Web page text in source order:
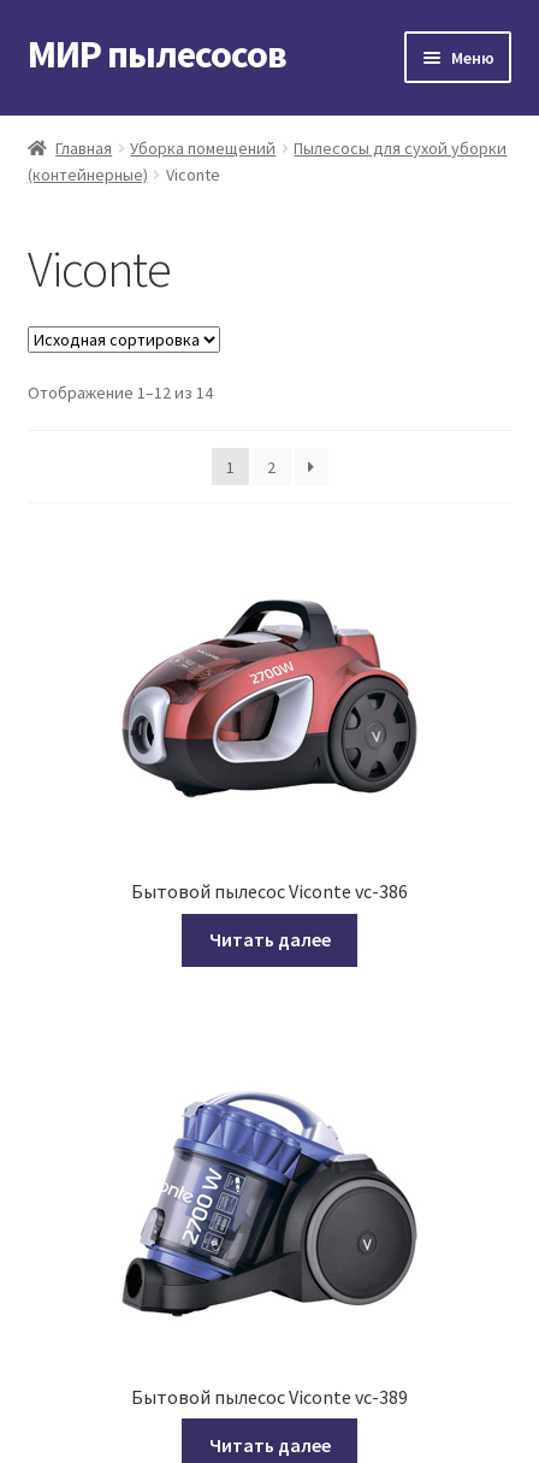
Перейти
к
Перейти
к
МИР пылесосов Меню
Главная
Мой аккаунт
Главная Уборка помещений
Пылесосы для сухой уборки
(контейнерные)
Viconte
Viconte
Отображение 1–12 из 14
1 2
Бытовой пылесос Viconte vc-386
Читать далее
Бытовой пылесос Viconte vc-389
Читать далее